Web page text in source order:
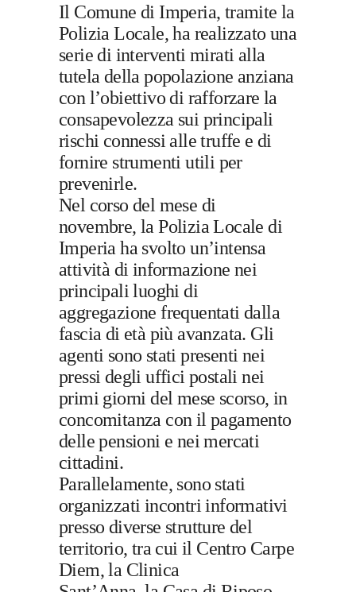
Il Comune di Imperia, tramite la
Polizia Locale, ha realizzato una
serie di interventi mirati alla
tutela della popolazione anziana
con l’obiettivo di rafforzare la
consapevolezza sui principali
rischi connessi alle truffe e di
fornire strumenti utili per
prevenirle.
Nel corso del mese di
novembre, la Polizia Locale di
Imperia ha svolto un’intensa
attività di informazione nei
principali luoghi di
aggregazione frequentati dalla
fascia di età più avanzata. Gli
agenti sono stati presenti nei
pressi degli uffici postali nei
primi giorni del mese scorso, in
concomitanza con il pagamento
delle pensioni e nei mercati
cittadini.
Parallelamente, sono stati
organizzati incontri informativi
presso diverse strutture del
territorio, tra cui il Centro Carpe
Diem, la Clinica